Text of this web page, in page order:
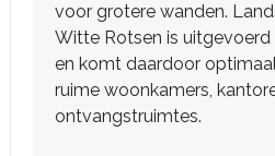
voor grotere wanden.
Witte Rotsen is
en komt daardoor
ruime woonkamers,
ontvangstruimtes.